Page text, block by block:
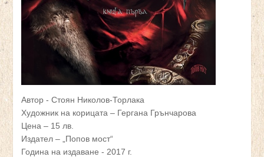
Автор - Стоян Николов-Торлака
Художник на корицата – Гергана Грънчарова
Цена – 15 лв.
Издател – „Попов мост“
Година на издаване - 2017 г.